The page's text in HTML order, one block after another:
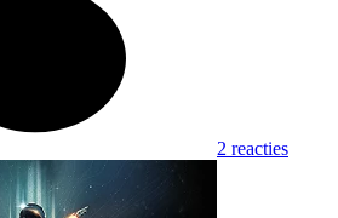
2 reacties